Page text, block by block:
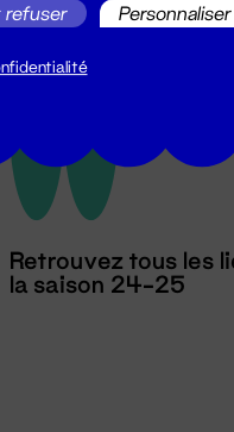
Retrouvez tous les
la saison 24-25
refuser Personnaliser